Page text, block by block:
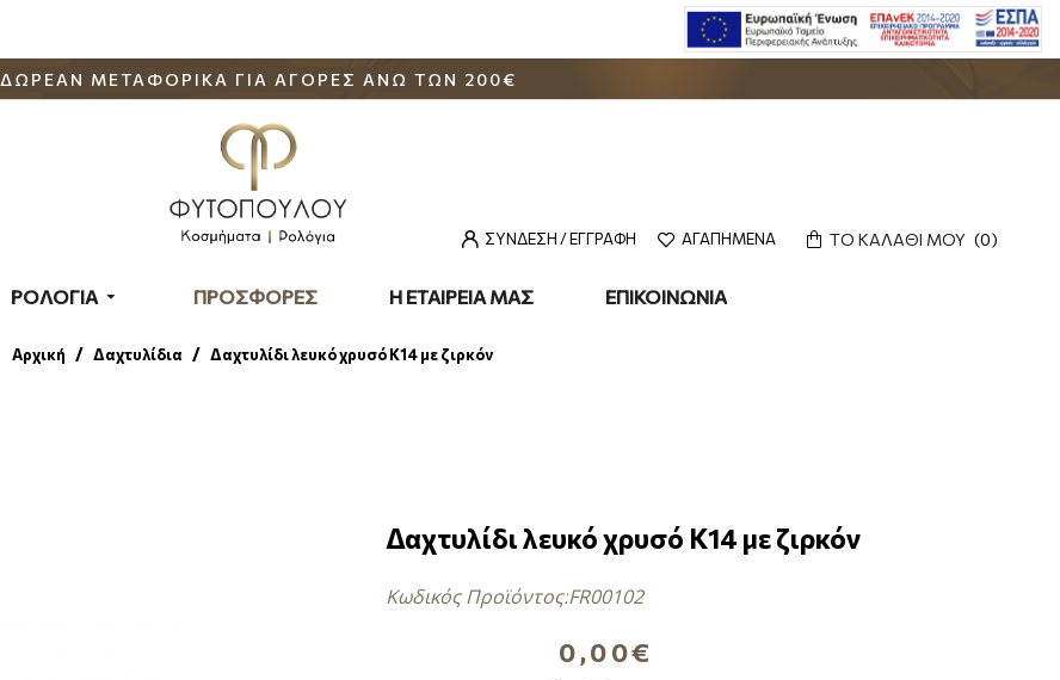
ΔΩΡΕΑΝ ΜΕΤΑΦΟΡΙΚΑ ΓΙΑ ΑΓΟΡΕΣ ΑΝΩ ΤΩΝ 200€
ΣΥΝΔΕΣΗ / ΕΓΓΡΑΦΗ ΑΓΑΠΗΜΕΝΑ ΤΟ ΚΑΛΑΘΙ ΜΟΥ 0
ΡΟΛΟΓΙΑ ΠΡΟΣΦΟΡΕΣ Η ΕΤΑΙΡΕΙΑ ΜΑΣ ΕΠΙΚΟΙΝΩΝΙΑ
Αρχική Δαχτυλίδια Δαχτυλίδι λευκό χρυσό Κ14 με ζιρκόν
Δαχτυλίδι λευκό χρυσό Κ14 με ζιρκόν
Κωδικός Προϊόντος:FR00102
0,00€